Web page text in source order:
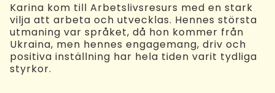
Karina kom till Arbetslivsresurs med en stark
vilja att arbeta och utvecklas. Hennes största
utmaning var språket, då hon kommer från
Ukraina, men hennes engagemang, driv och
positiva inställning har hela tiden varit tydliga
styrkor.